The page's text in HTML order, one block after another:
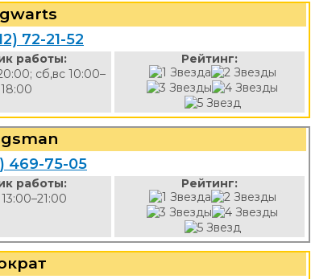
72-21-52
работы:
сб,вс 10:00–
18:00
Рейтинг:
469-75-05
работы:
Рейтинг: